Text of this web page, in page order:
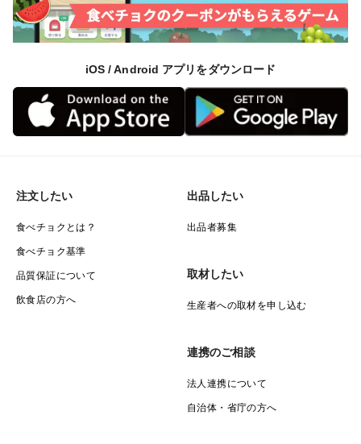
iOS / Android アプリをダウンロード
注文したい
食べチョクとは？
食べチョク基準
品質保証について
飲食店の方へ
出品したい
出品者募集
取材したい
生産者への取材を申し込む
連携のご相談
法人連携について
自治体・省庁の方へ